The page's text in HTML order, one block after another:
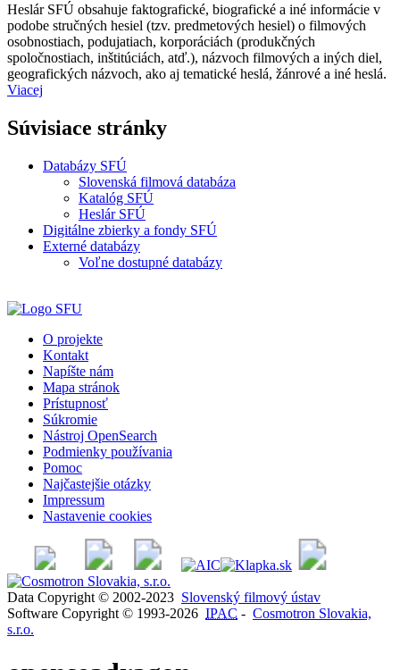
Heslár SFÚ obsahuje faktografické, biografické a iné informácie v
podobe stručných hesiel (tzv. predmetových hesiel) o filmových
osobnostiach, podujatiach, korporáciách (produkčných
spoločnostiach, inštitúciách, atď.), názvoch filmových a iných diel,
geografických názvoch, ako aj tematické heslá, žánrové a iné heslá.
Viacej
Súvisiace stránky
Databázy SFÚ
Slovenská filmová databáza
Katalóg SFÚ
Heslár SFÚ
Digitálne zbierky a fondy SFÚ
Externé databázy
Voľne dostupné databázy
O projekte
Kontakt
Napíšte nám
Mapa stránok
Prístupnosť
Súkromie
Nástroj OpenSearch
Podmienky používania
Pomoc
Najčastejšie otázky
Impressum
Nastavenie cookies
Data Copyright © 2002-2023 Slovenský filmový ústav
Software Copyright © 1993-2026 IPAC - Cosmotron Slovakia,
s.r.o.